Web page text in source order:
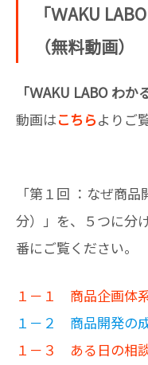
「ＷAKU
（無料動画）
「ＷAKU LABO わか
動画はこちらよりご
「第１回 ：なぜ商
分）」を、５つに分
番にご覧ください。
１－１ 商品企画体
１－２ 商品開発の
１－３ ある日の相